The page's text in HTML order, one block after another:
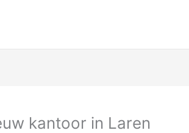
kantoor in Laren